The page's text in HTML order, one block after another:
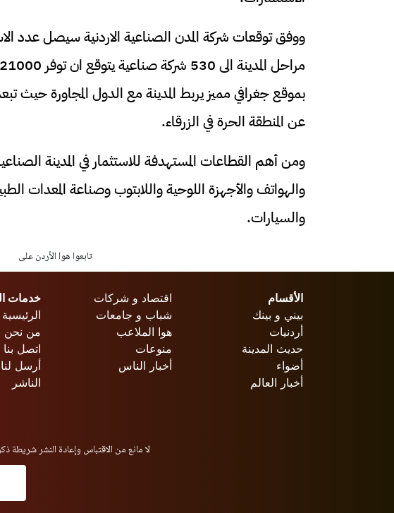
ووفق توقعات شركة المدن الصناعية الاردنية سيصل عدد
عن المنطقة الحرة في الزرقاء.
ومن أهم القطاعات المستهدفة للاستثمار في المدينة
والهواتف والأجهزة اللوحية واللابتوب وصناعة المعدات
والسيارات.
تابعوا هوا الأردن على
الأقسام
بيني و بينك
أردنيات
حديث المدينة
أضواء
أخبار العالم
اقتصاد و شركات
شباب و جامعات
هوا الملاعب
منوعات
أخبار الناس
خدمات
الرئيسية
من نحن
اتصل بنا
أرسل لنا
الناشر
لا مانع من الاقتباس وإعادة النشر شريطة